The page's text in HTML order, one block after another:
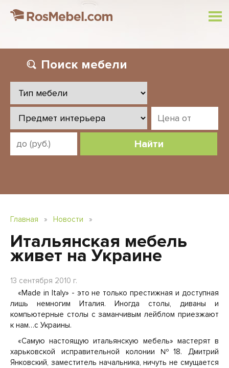
Поиск мебели
Найти
Главная » Новости »
Итальянская мебель
живет на Украине
13 сентября 2010 г.
«Made in Italy» - это не только престижная и доступная
лишь немногим Италия. Иногда столы, диваны и
компьютерные столы с заманчивым лейблом приезжают
к нам…с Украины.
«Самую настоящую итальянскую мебель» мастерят в
харьковской исправительной колонии №18. Дмитрий
Янковский, заместитель начальника, ничуть не смущается